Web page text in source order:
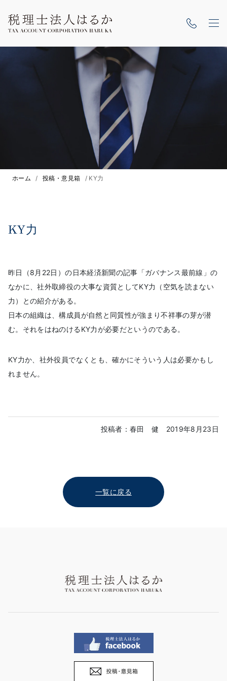
ホーム / 投稿・意見箱 / KY力
KY力
昨日（8月22日）の日本経済新聞の記事「ガバナンス最前線」の
なかに、社外取締役の大事な資質としてKY力（空気を読まない
力）との紹介がある。
日本の組織は、構成員が自然と同質性が強まり不祥事の芽が潜
む。それをはねのけるKY力が必要だというのである。
KY力か、社外役員でなくとも、確かにそういう人は必要かもし
れません。
投稿者：春田 健 2019年8月23日
一覧に戻る